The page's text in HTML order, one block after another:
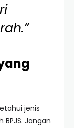
jenis
Jangan